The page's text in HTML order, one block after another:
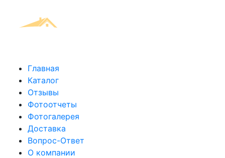
Главная
Каталог
Отзывы
Фотоотчеты
Фотогалерея
Доставка
Вопрос-Ответ
О компании